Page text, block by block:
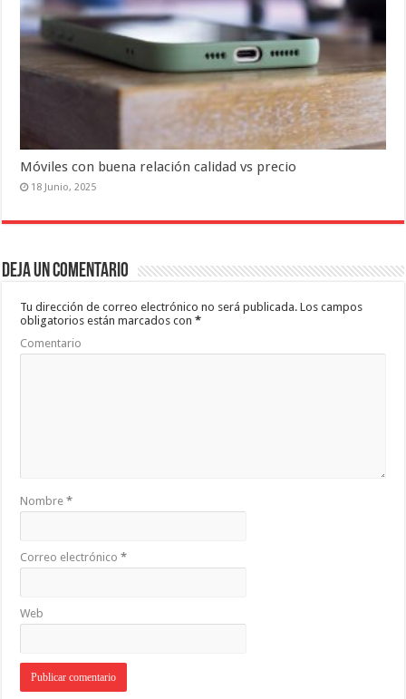
Móviles con buena relación calidad vs precio
18 Junio, 2025
Deja un comentario
Tu dirección de correo electrónico no será publicada. Los campos
obligatorios están marcados con*
Comentario
Nombre*
Correo electrónico*
Web